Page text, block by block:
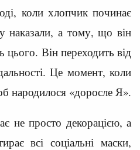
коли хлопчик починає
наказали, а тому, що він
цього. Він переходить від
Це момент, коли
народилося «доросле Я».
не просто декорацією, а
всі соціальні маски,